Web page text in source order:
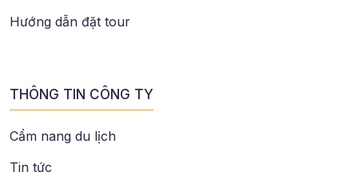
Hướng dẫn đặt tour
THÔNG TIN CÔNG TY
Cẩm nang du lịch
Tin tức